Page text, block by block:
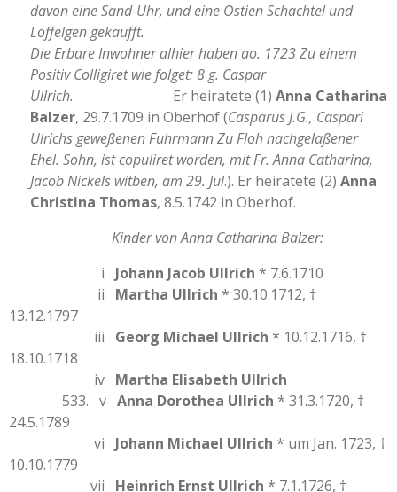
davon eine Sand-Uhr, und eine Ostien Schachtel und
Löffelgen gekaufft.
Die Erbare Inwohner alhier haben ao. 1723 Zu einem
Positiv Colligiret wie folget: 8 g. Caspar
Ullrich. Er heiratete (1) Anna Catharina
Balzer, 29.7.1709 in Oberhof (Casparus J.G., Caspari
Ulrichs geweßenen Fuhrmann Zu Floh nachgelaßener
Ehel. Sohn, ist copuliret worden, mit Fr. Anna Catharina,
Jacob Nickels witben, am 29. Jul.). Er heiratete (2) Anna
Christina Thomas, 8.5.1742 in Oberhof.
Kinder von Anna Catharina Balzer:
i Johann Jacob Ullrich * 7.6.1710
ii Martha Ullrich * 30.10.1712, †
13.12.1797
iii Georg Michael Ullrich * 10.12.1716, †
18.10.1718
iv Martha Elisabeth Ullrich
533. v Anna Dorothea Ullrich * 31.3.1720, †
24.5.1789
vi Johann Michael Ullrich * um Jan. 1723, †
10.10.1779
vii Heinrich Ernst Ullrich * 7.1.1726, †